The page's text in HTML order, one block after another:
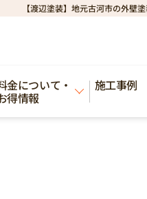
【渡辺塗装】地元古河市の外壁
金について・
得情報
施工事例